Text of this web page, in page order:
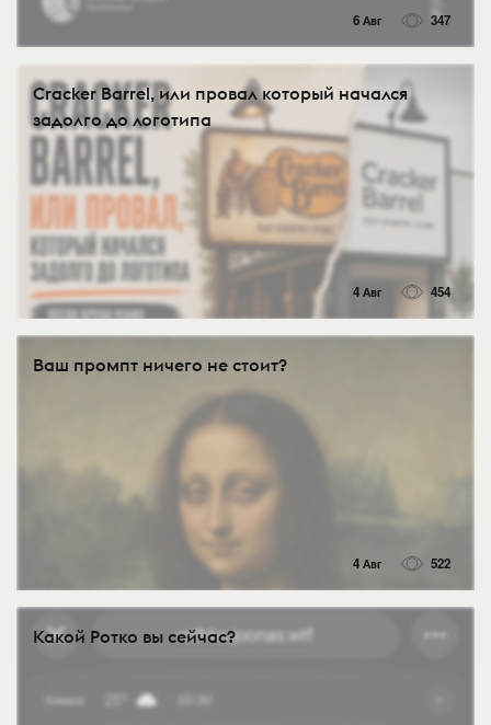
6 Авг 347
Cracker Barrel, или провал который начался
задолго до логотипа
4 Авг 454
Ваш промпт ничего не стоит?
4 Авг 522
Какой Ротко вы сейчас?